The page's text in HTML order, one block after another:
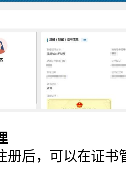
册后，可以在证书